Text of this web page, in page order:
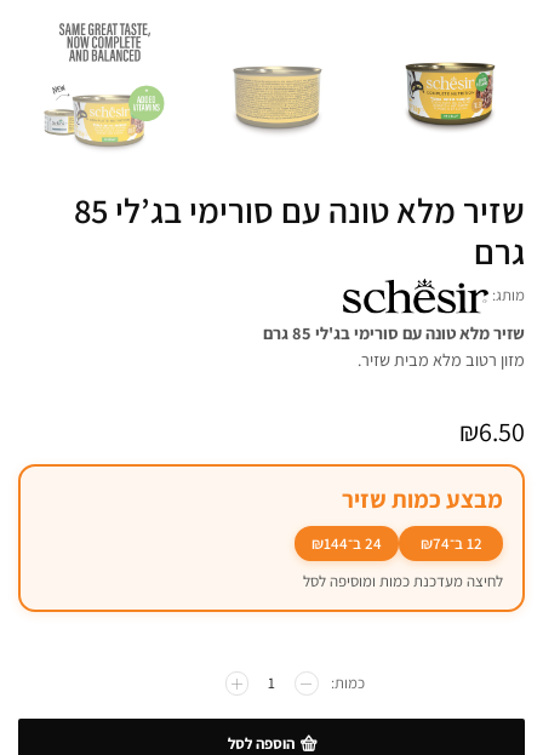
שזיר מלא טונה עם סורימי בג’לי 85
גרם
מותג:
שזיר מלא טונה עם סורימי בג'לי 85 גרם
מזון רטוב מלא מבית שזיר.
₪6.50
מבצע כמות שזיר
12 ב־₪74
24 ב־₪144
לחיצה מעדכנת כמות ומוסיפה לסל
הוספה לסל